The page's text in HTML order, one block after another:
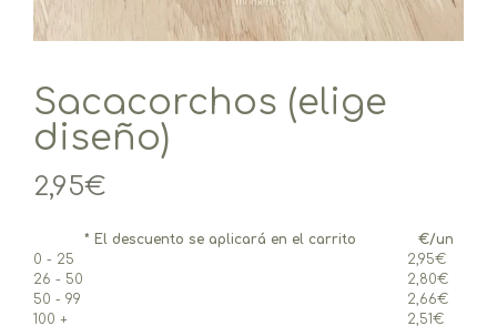
Sacacorchos (elige
diseño)
2,95€
* El descuento se aplicará en el carrito
€/un
0 - 25
2,95€
26 - 50
2,80€
50 - 99
2,66€
100 +
2,51€